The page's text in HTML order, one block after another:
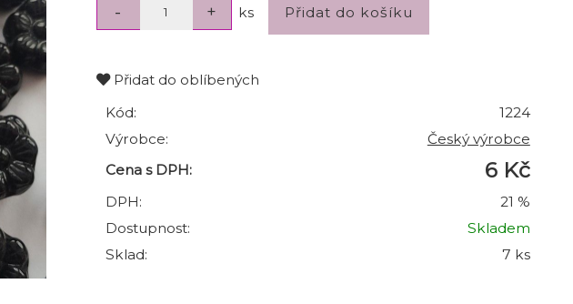
ks
Přidat do oblíbených
Kód:
1224
Výrobce:
Český výrobce
Cena s DPH:
6 Kč
DPH:
21 %
Dostupnost:
Skladem
Sklad:
7 ks